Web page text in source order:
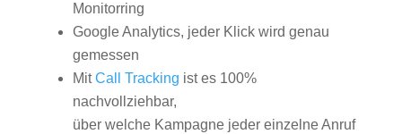
Monitorring
Google Analytics, jeder Klick wird genau
gemessen
MitCall Tracking ist es 100%
nachvollziehbar,
über welche Kampagne jeder einzelne Anruf